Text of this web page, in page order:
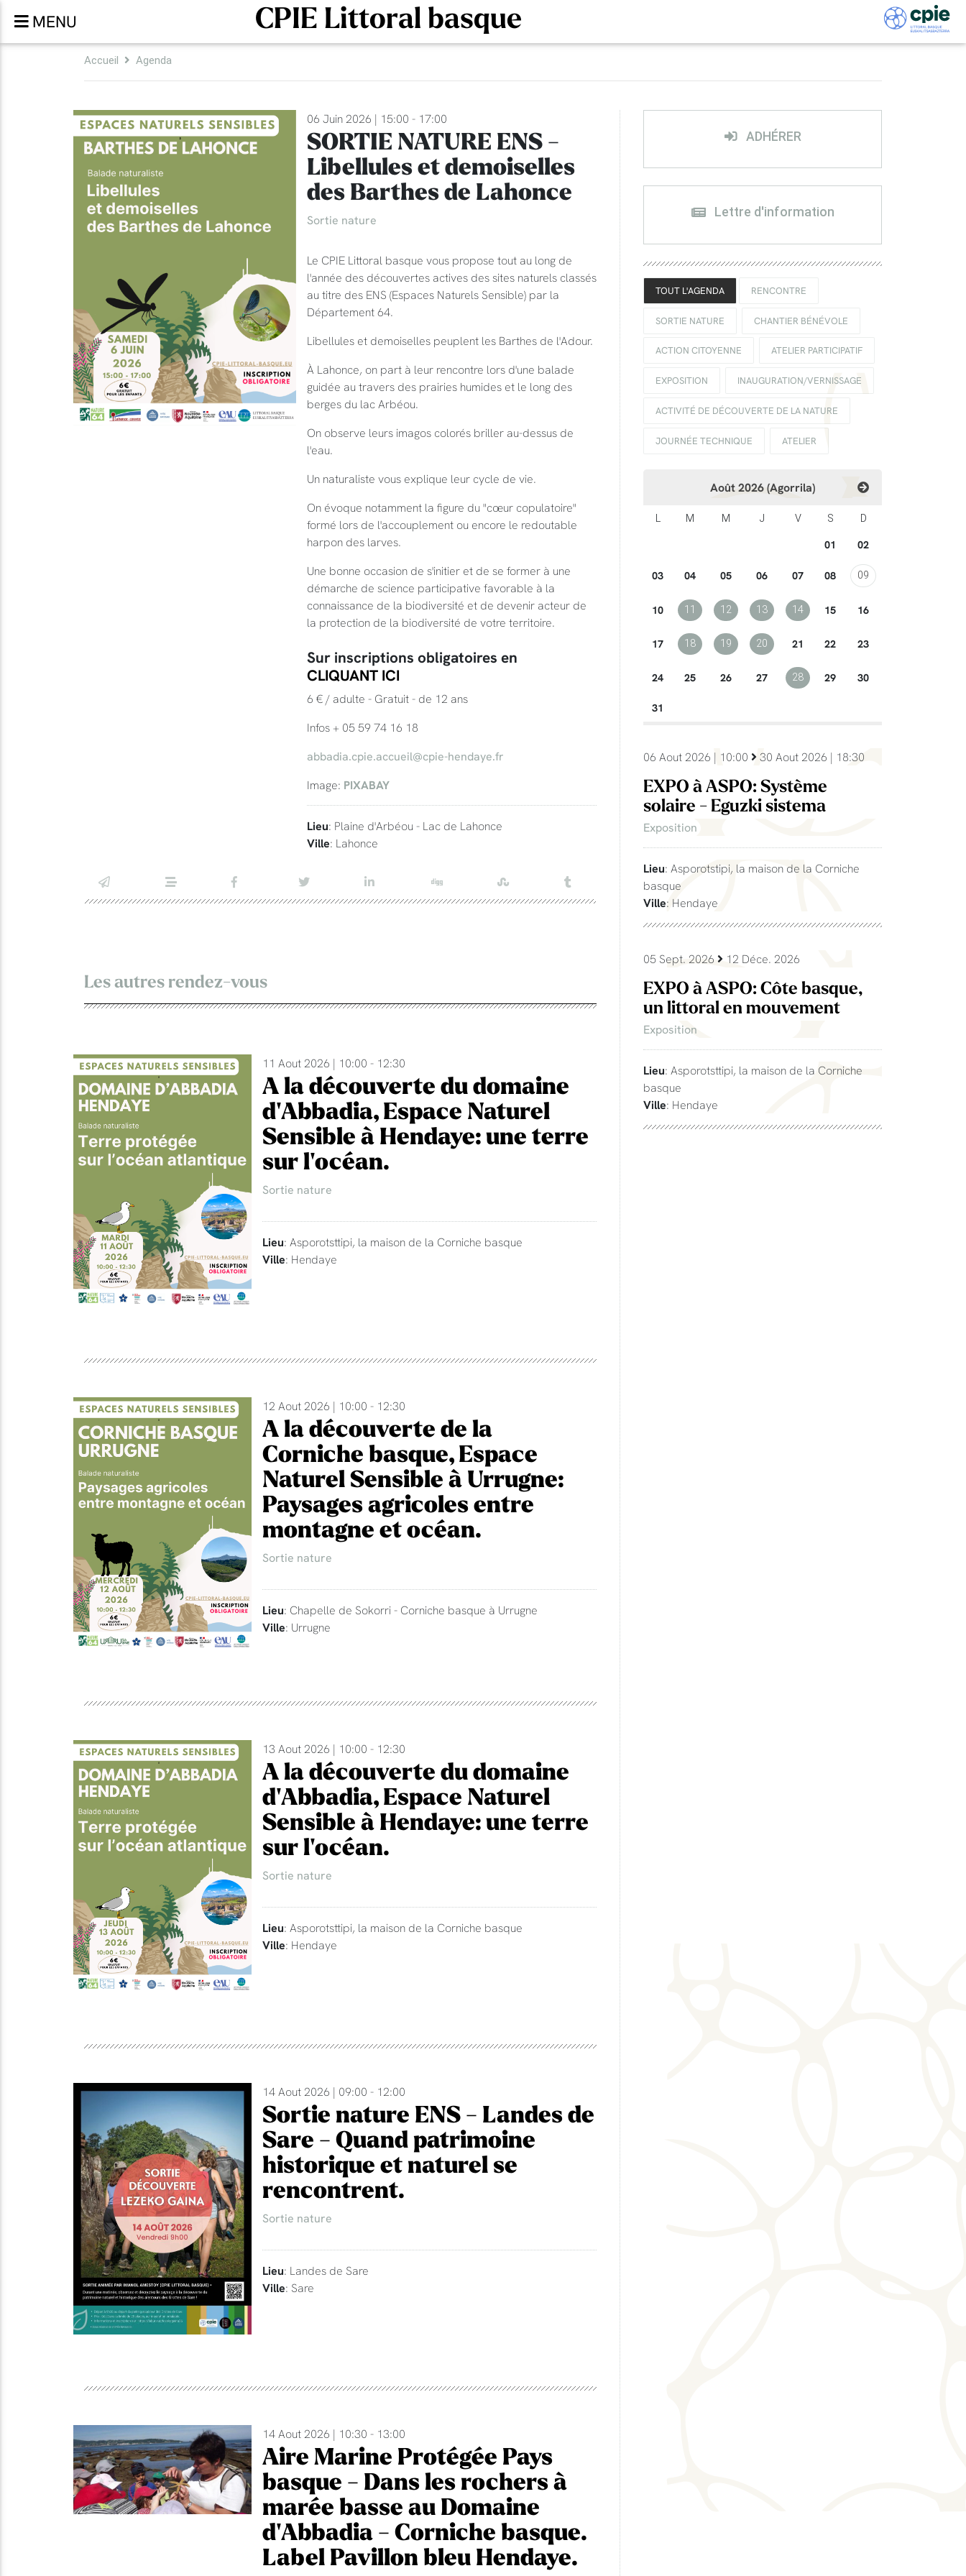
MENU CPIE Littoral basque
Accueil Agenda
06 Juin 2026 | 15:00 - 17:00
SORTIE NATURE ENS -
Libellules et demoiselles
des Barthes de Lahonce
Sortie nature
Le CPIE Littoral basque vous propose tout au long de
l'année des découvertes actives des sites naturels classés
au titre des ENS (Espaces Naturels Sensible) par la
Département 64.
Libellules et demoiselles peuplent les Barthes de l'Adour.
À Lahonce, on part à leur rencontre lors d'une balade
guidée au travers des prairies humides et le long des
berges du lac Arbéou.
On observe leurs imagos colorés briller au-dessus de
l'eau.
Un naturaliste vous explique leur cycle de vie.
On évoque notamment la figure du "cœur copulatoire"
formé lors de l'accouplement ou encore le redoutable
harpon des larves.
Une bonne occasion de s'initier et de se former à une
démarche de science participative favorable à la
connaissance de la biodiversité et de devenir acteur de
la protection de la biodiversité de votre territoire.
Sur inscriptions obligatoires en
CLIQUANT ICI
6 € / adulte - Gratuit - de 12 ans
Infos + 05 59 74 16 18
abbadia.cpie.accueil@cpie-hendaye.fr
Image: PIXABAY
Lieu: Plaine d'Arbéou - Lac de Lahonce
Ville: Lahonce
Les autres rendez-vous
11 Aout 2026 | 10:00 - 12:30
A la découverte du domaine
d'Abbadia, Espace Naturel
Sensible à Hendaye: une terre
sur l'océan.
Sortie nature
Lieu: Asporotsttipi, la maison de la Corniche basque
Ville: Hendaye
12 Aout 2026 | 10:00 - 12:30
A la découverte de la
Corniche basque, Espace
Naturel Sensible à Urrugne:
Paysages agricoles entre
montagne et océan.
Sortie nature
Lieu: Chapelle de Sokorri - Corniche basque à Urrugne
Ville: Urrugne
13 Aout 2026 | 10:00 - 12:30
A la découverte du domaine
d'Abbadia, Espace Naturel
Sensible à Hendaye: une terre
sur l'océan.
Sortie nature
Lieu: Asporotsttipi, la maison de la Corniche basque
Ville: Hendaye
14 Aout 2026 | 09:00 - 12:00
Sortie nature ENS - Landes de
Sare - Quand patrimoine
historique et naturel se
rencontrent.
Sortie nature
Lieu: Landes de Sare
Ville: Sare
14 Aout 2026 | 10:30 - 13:00
Aire Marine Protégée Pays
basque - Dans les rochers à
marée basse au Domaine
d'Abbadia - Corniche basque.
Label Pavillon bleu Hendaye.
ADHÉRER
Lettre d'information
TOUT L'AGENDA RENCONTRE
SORTIE NATURE CHANTIER BÉNÉVOLE
ACTION CITOYENNE ATELIER PARTICIPATIF
EXPOSITION INAUGURATION/VERNISSAGE
ACTIVITÉ DE DÉCOUVERTE DE LA NATURE
JOURNÉE TECHNIQUE ATELIER
Août 2026 (Agorrila)
L M M J V S D
01 02
03 04 05 06 07 08 09
10 11 12 13 14 15 16
17 18 19 20 21 22 23
24 25 26 27 28 29 30
31
06 Aout 2026 | 10:00 30 Aout 2026 | 18:30
EXPO à ASPO: Système
solaire - Eguzki sistema
Exposition
Lieu: Asporotstipi, la maison de la Corniche
basque
Ville: Hendaye
05 Sept. 2026 12 Déce. 2026
EXPO à ASPO: Côte basque,
un littoral en mouvement
Exposition
Lieu: Asporotsttipi, la maison de la Corniche
basque
Ville: Hendaye